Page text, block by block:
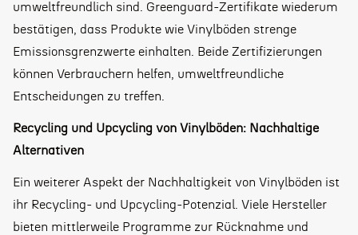
umweltfreundlich sind. Greenguard-Zertifikate wiederum
bestätigen, dass Produkte wie Vinylböden strenge
Emissionsgrenzwerte einhalten. Beide Zertifizierungen
können Verbrauchern helfen, umweltfreundliche
Entscheidungen zu treffen.
Recycling und Upcycling von Vinylböden: Nachhaltige
Alternativen
Ein weiterer Aspekt der Nachhaltigkeit von Vinylböden ist
ihr Recycling- und Upcycling-Potenzial. Viele Hersteller
bieten mittlerweile Programme zur Rücknahme und